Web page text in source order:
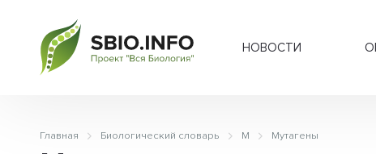
НОВОСТИ
Главная Биологический словарь М Мутагены